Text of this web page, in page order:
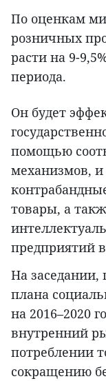
По оценкам
розничных
расти на 9-
периода.
Он будет
помощью
механизмов, и
товары, а
предприятий
На
плана
на 2016–2020
внутренний
потреблении
сокращению